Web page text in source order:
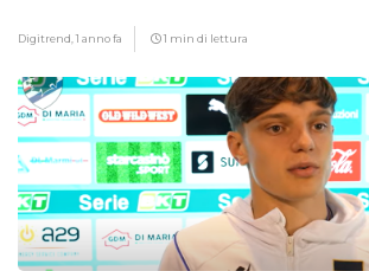
Digitrend,1 anno fa 1 min di lettura